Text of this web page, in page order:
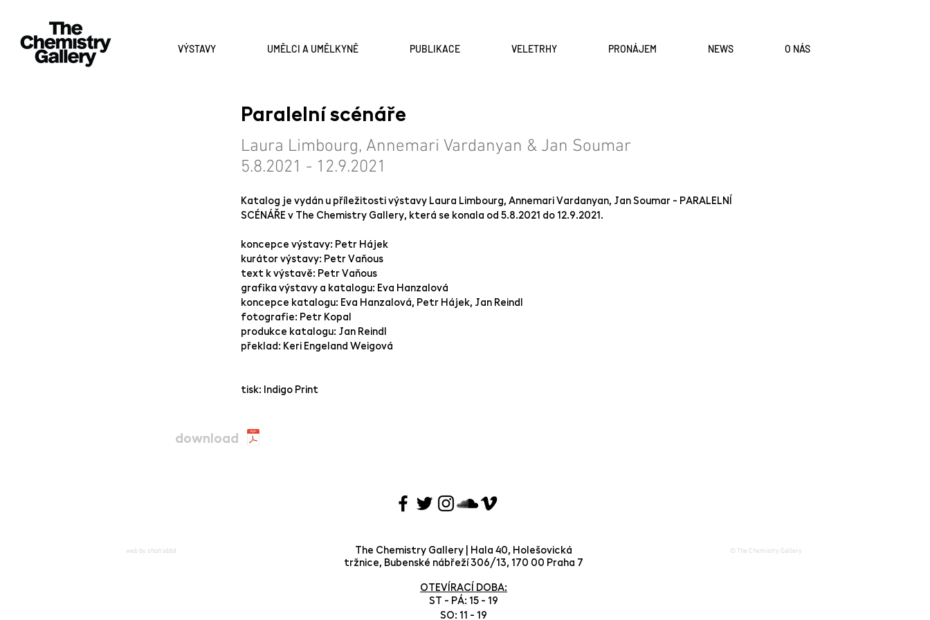
VÝSTAVY UMĚLCI A UMĚLKYNĚ PUBLIKACE VELETRHY PRONÁJEM NEWS O NÁS
Paralelní scénáře
Laura Limbourg, Annemari Vardanyan & Jan Soumar
5.8.2021 - 12.9.2021
Katalog je vydán u příležitosti výstavy Laura Limbourg, Annemari Vardanyan, Jan Soumar - PARALELNÍ
SCÉNÁŘE v The Chemistry Gallery, která se konala od 5.8.2021 do 12.9.2021.
koncepce výstavy: Petr Hájek
kurátor výstavy: Petr Vaňous
text k výstavě: Petr Vaňous
grafika výstavy a katalogu: Eva Hanzalová
koncepce katalogu: Eva Hanzalová, Petr Hájek, Jan Reindl
fotografie: Petr Kopal
produkce katalogu: Jan Reindl
překlad: Keri Engeland Weigová
tisk: Indigo Print
download
web by shotrabbit
The Chemistry Gallery | Hala 40, Holešovická
tržnice, Bubenské nábřeží 306/13, 170 00 Praha 7
OTEVÍRACÍ DOBA:
ST - PÁ: 15 - 19
SO: 11 - 19
© The Chemistry Gallery